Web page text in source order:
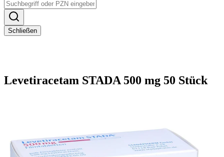
Schließen
Levetiracetam STADA 500 mg 50 Stück